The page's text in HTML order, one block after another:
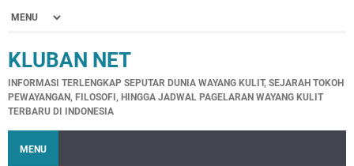
KLUBAN NET
INFORMASI TERLENGKAP SEPUTAR DUNIA WAYANG KULIT, SEJARAH TOKOH
PEWAYANGAN, FILOSOFI, HINGGA JADWAL PAGELARAN WAYANG KULIT
TERBARU DI INDONESIA
MENU